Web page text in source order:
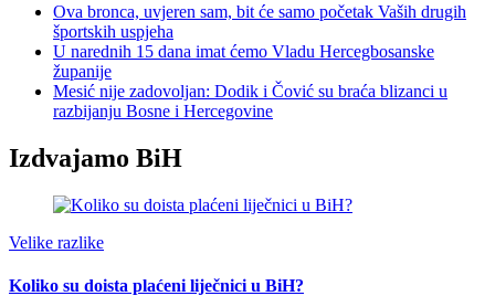
Ova bronca, uvjeren sam, bit će samo početak Vaših drugih
športskih uspjeha
U narednih 15 dana imat ćemo Vladu Hercegbosanske
županije
Mesić nije zadovoljan: Dodik i Čović su braća blizanci u
razbijanju Bosne i Hercegovine
Izdvajamo BiH
Velike razlike
Koliko su doista plaćeni liječnici u BiH?